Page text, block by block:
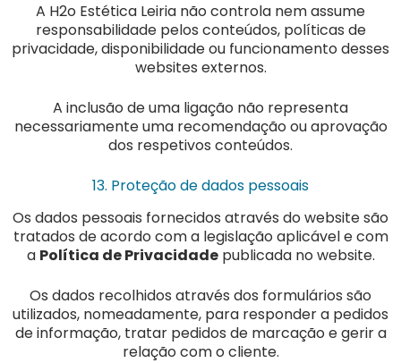
A H2o Estética Leiria não controla nem assume
responsabilidade pelos conteúdos, políticas de
privacidade, disponibilidade ou funcionamento desses
websites externos.
A inclusão de uma ligação não representa
necessariamente uma recomendação ou aprovação
dos respetivos conteúdos.
13. Proteção de dados pessoais
Os dados pessoais fornecidos através do website são
tratados de acordo com a legislação aplicável e com
a Política de Privacidadepublicada no website.
Os dados recolhidos através dos formulários são
utilizados, nomeadamente, para responder a pedidos
de informação, tratar pedidos de marcação e gerir a
relação com o cliente.